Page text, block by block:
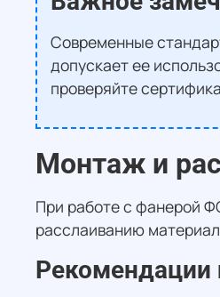
Современные
допускает ее
проверяйте
Монтаж и
При работе с фанерой
расслаиванию